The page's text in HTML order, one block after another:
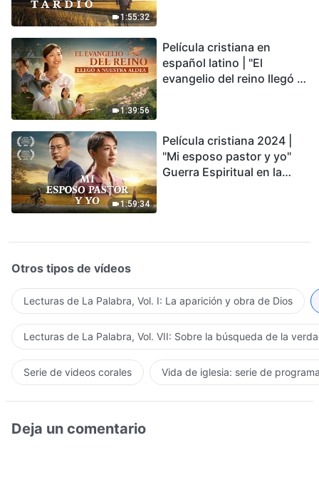
1:55:32
conmovedor
1:39:56
Película cristiana en
español latino | "El
evangelio del reino llegó a
1:59:34
Película cristiana 2024 |
"Mi esposo pastor y yo"
Guerra Espiritual en la
Otros tipos de vídeos
Lecturas de La Palabra, Vol. I: La aparición y obra de Dios
Lecturas de La Palabra, Vol. VII: Sobre la búsqueda de la
Serie de videos corales Vida de iglesia: serie de
Deja un comentario